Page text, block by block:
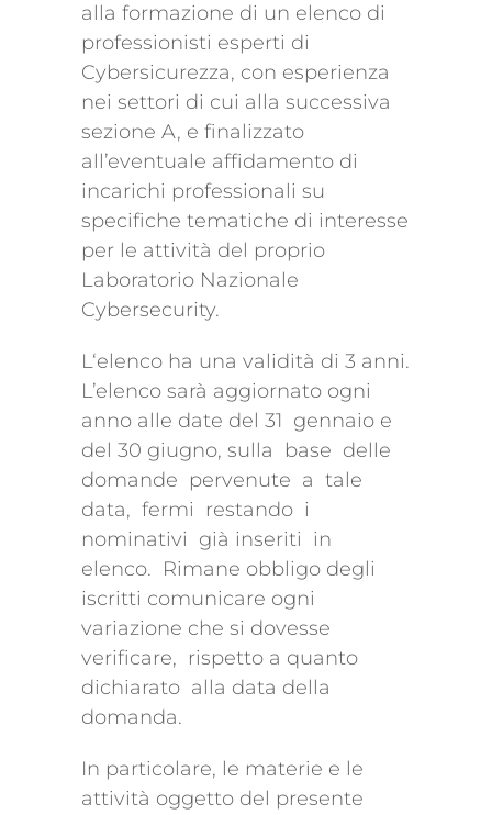
alla formazione di un elenco di
professionisti esperti di
Cybersicurezza, con esperienza
nei settori di cui alla successiva
sezione A, e finalizzato
all’eventuale affidamento di
incarichi professionali su
specifiche tematiche di interesse
per le attività del proprio
Laboratorio Nazionale
Cybersecurity.
L‘elenco ha una validità di 3 anni.
L’elenco sarà aggiornato ogni
anno alle date del 31 gennaio e
del 30 giugno, sulla base delle
domande pervenute a tale
data, fermi restando i
nominativi già inseriti in
elenco. Rimane obbligo degli
iscritti comunicare ogni
variazione che si dovesse
verificare, rispetto a quanto
dichiarato alla data della
domanda.
In particolare, le materie e le
attività oggetto del presente